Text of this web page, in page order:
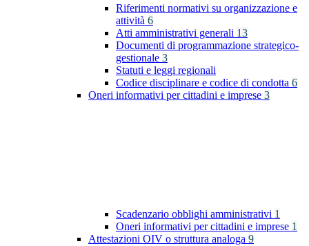
Riferimenti normativi su organizzazione e
attività 6
Atti amministrativi generali 13
Documenti di programmazione strategico-
gestionale 3
Statuti e leggi regionali
Codice disciplinare e codice di condotta 6
Oneri informativi per cittadini e imprese 3
Scadenzario obblighi amministrativi 1
Oneri informativi per cittadini e imprese 1
Attestazioni OIV o struttura analoga 9